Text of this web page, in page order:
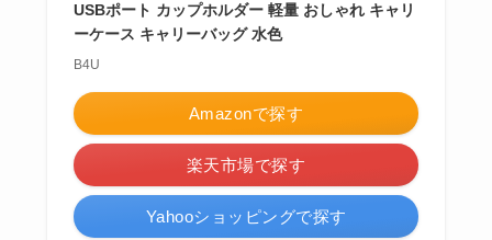
USBポート カップホルダー 軽量 おしゃれ キャリ
ーケース キャリーバッグ 水色
B4U
Amazonで探す
楽天市場で探す
Yahooショッピングで探す